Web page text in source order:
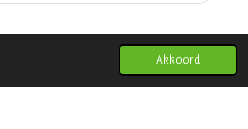
Akkoord